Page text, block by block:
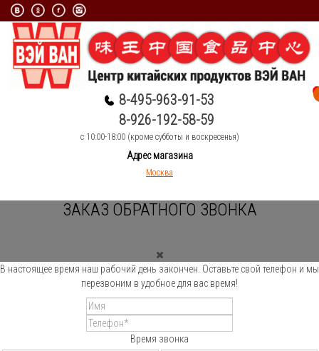
8-495-963-91-53
8-926-192-58-59
c 10:00-18:00 (кроме субботы и воскресенья)
Адрес магазина
Москва
ЗАКАЗ ОБРАТНОГО ЗВОНКА
В настоящее время наш рабочий день закончен. Оставьте свой телефон и мы
перезвоним в удобное для вас время!
Время звонка